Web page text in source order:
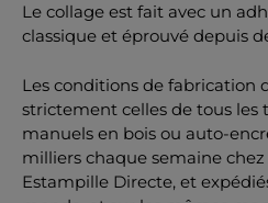
Le collage est fait avec un
classique et éprouvé depuis
Les conditions de fabrication
strictement celles de tous les
manuels en bois ou auto-
milliers chaque semaine chez
Estampille Directe, et